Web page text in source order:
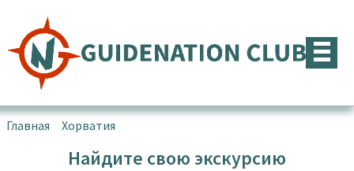
содержимому
Главная Хорватия
Найдите свою экскурсию